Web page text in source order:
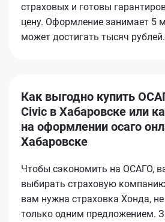
страховых и готовы
цену. Оформление занимает 5
может достигать тысяч
Как выгодно купить
Civic в Хабаровске или
на оформлении осаго
Хабаровске
Чтобы сэкономить на ОСАГО,
выбирать страховую
вам нужна страховка Хонда,
только одним предложением.